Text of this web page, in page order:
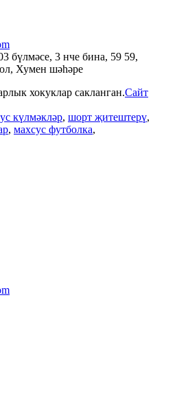
бүлмәсе, 3 нче бина, 59 59,
Хумен шәһәре
хокуклар сакланган.Сайт
күлмәкләр, шорт җитештерү,
, махсус футболка,